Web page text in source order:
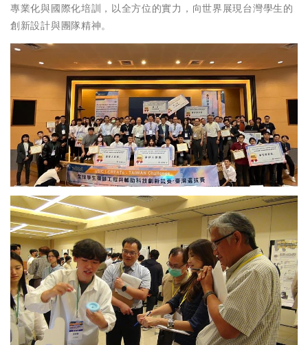
專業化與國際化培訓，以全方位的實力，向世界展現台灣學生的
創新設計與團隊精神。